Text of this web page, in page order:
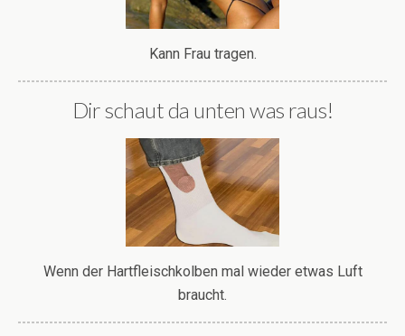
Kann Frau tragen.
Dir schaut da unten was raus!
Wenn der Hartfleischkolben mal wieder etwas Luft
braucht.